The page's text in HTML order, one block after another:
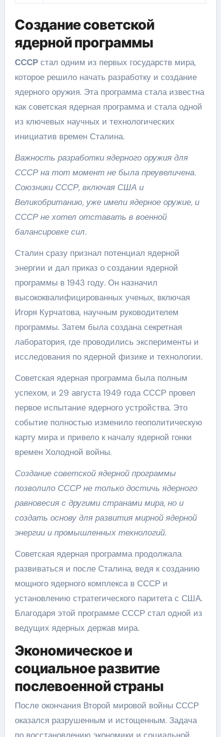
Создание советской
ядерной программы
СССРстал одним из первых государств мира,
которое решило начать разработку и создание
ядерного оружия. Эта программа стала известна
как советская ядерная программа и стала одной
из ключевых научных и технологических
инициатив времен Сталина.
Важность разработки ядерного оружия для
СССР на тот момент не была преувеличена.
Союзники СССР, включая США и
Великобританию, уже имели ядерное оружие, и
СССР не хотел отставать в военной
балансировке сил.
Сталин сразу признал потенциал ядерной
энергии и дал приказ о создании ядерной
программы в 1943 году. Он назначил
высококвалифицированных ученых, включая
Игоря Курчатова, научным руководителем
программы. Затем была создана секретная
лаборатория, где проводились эксперименты и
исследования по ядерной физике и технологии.
Советская ядерная программа была полным
успехом, и 29 августа 1949 года СССР провел
первое испытание ядерного устройства. Это
событие полностью изменило геополитическую
карту мира и привело к началу ядерной гонки
времен Холодной войны.
Создание советской ядерной программы
позволило СССР не только достичь ядерного
равновесия с другими странами мира, но и
создать основу для развития мирной ядерной
энергии и промышленных технологий.
Советская ядерная программа продолжала
развиваться и после Сталина, ведя к созданию
мощного ядерного комплекса в СССР и
установлению стратегического паритета с США.
Благодаря этой программе СССР стал одной из
ведущих ядерных держав мира.
Экономическое и
социальное развитие
послевоенной страны
После окончания Второй мировой войны СССР
оказался разрушенным и истощенным. Задача